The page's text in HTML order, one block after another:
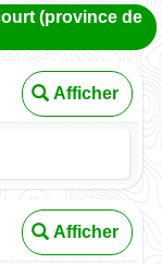
(province de
Afficher
Afficher